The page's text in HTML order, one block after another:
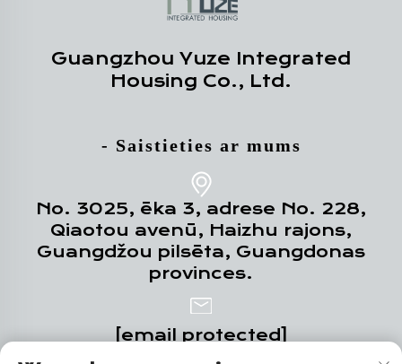
Guangzhou Yuze Integrated
Housing Co., Ltd.
- Saistieties ar mums
No. 3025, ēka 3, adrese No. 228,
Qiaotou avenū, Haizhu rajons,
Guangdžou pilsēta, Guangdonas
provinces.
[email protected]